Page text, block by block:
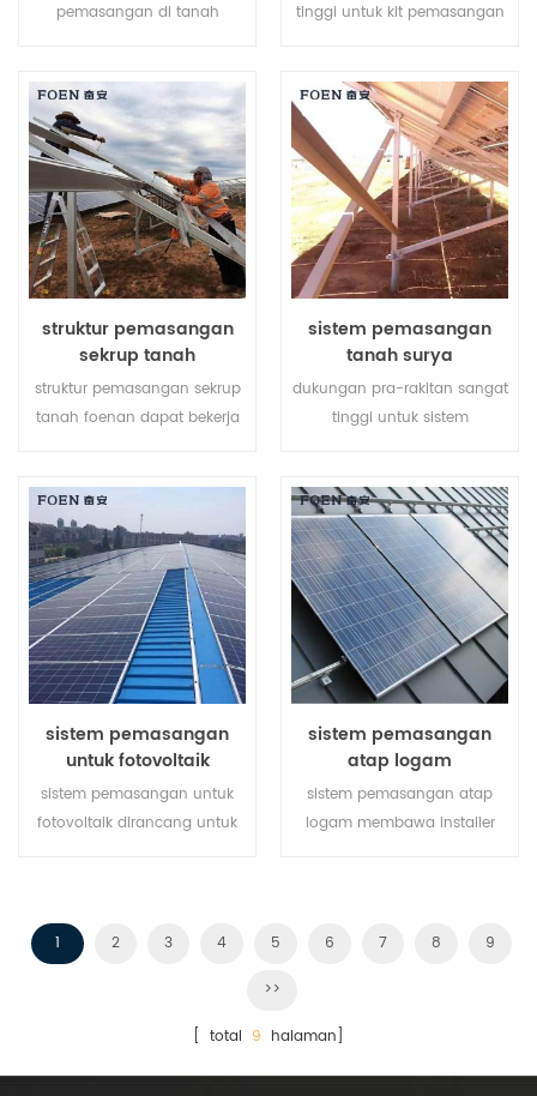
pemasangan di tanah
memastikan kemampuan
anti korosif yang sangat baik.
tinggi untuk kit pemasangan
biaya tenaga kerja Anda dan
mempersingkat waktu
pemasangan.
struktur pemasangan
sekrup tanah
struktur pemasangan sekrup
tanah foenan dapat bekerja
pada kondisi tanah yang
berbeda.
sistem pemasangan
tanah surya
dukungan pra-rakitan sangat
tinggi untuk sistem
biaya tenaga kerja Anda dan
mempersingkat waktu
pemasangan.
sistem pemasangan
untuk fotovoltaik
sistem pemasangan untuk
fotovoltaik dirancang untuk
stabil dan begitu seterusnya.
sistem pemasangan
atap logam
sistem pemasangan atap
logam membawa installer
aman.
1 2 3 4 5 6 7 8 9
>>
[ total 9 halaman]